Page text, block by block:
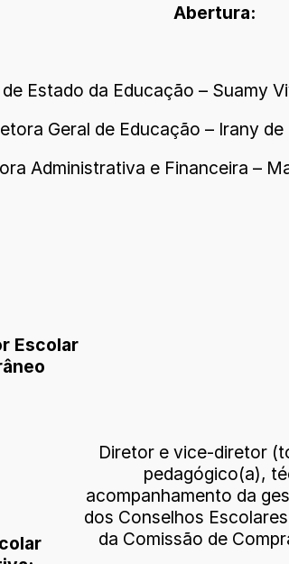
Abertura:
Estado da Educação – Suamy
Geral de Educação – Irany
Administrativa e Financeira –
Escolar
Diretor e vice-diretor
pedagógico(a),
acompanhamento da
dos Conselhos
da Comissão de